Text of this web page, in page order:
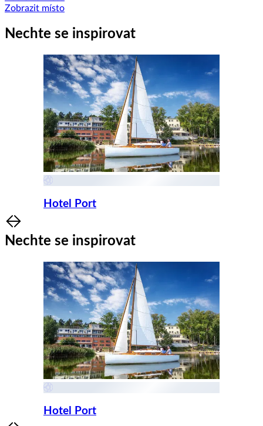
Zobrazit místo
Nechte se inspirovat
Hotel Port
Item
1
of
Nechte se inspirovat
Hotel Port